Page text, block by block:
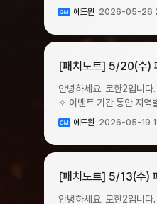
오브 : 치명적인 플로이
5% 확률로 PvP 방어력
5초)0.22%오브 : 치명적
플로이온의 영창전설치
공격 시 9% 확률로 PvP
✦ 신규 고대 옵션석이 추가됩니다. ✧ 신규 고대 옵션석 4종은 기존 옵션석과 동일하게 옵션석 상자
보스 난이도를 하향합니
2보스 최대 HP, 일부 스킬 대미지 하향스테이
구성품 중 빛나는 ‘고대
이전 가이드 바로가기 ▸서버 이전 기간 중 계정 당 1회 크론으로 구매 가능한 서버 이전권인 ‘도약 준비 이전권’ 구매가 가능합니다.
전 ✧ 이벤트 내용: 이벤트 기간 동안 신화 장비를 포함한 전 구간의 강화 비용이 30% 할인됩니다. ✦ 황금 문양 패키지 II 이벤트가
제한아이템명개수황금 문양 패
가능하며, 6월 3일 00:20부터 수령 가능한 이번 시즌 랭킹 보상 상자는 길드 창고 이동이 불가능합니다. ▹ 길드 레이드 랭킹 보상
상자는 1:1 거래가 가능하며, 거래소를 통한 거
상태 UI와 겹치지 않도록 우측 상단에 표시됩니다. 변경사항 ✦ 디펜
시 30% 확률로자신의 물
50% 확률로자신의 상태 이상 저항 30% 증가 버그 수정 ▸ 일부 그래픽
현상을 수정합니다. 이번 주에는 지난 신규 콘텐츠 업데이트에 대해 전달해 주신 의견과 관련 데이터를 참고하여시스템 및 편의성
에드윈 2026-05-26
[패치노트] 5/20(수)
안녕하세요. 로한2입니다. 5월 20일 업
✧ 이벤트 기간 동안 지역별 몬스터
점검 후 ~ 2026년 5월 27일 수요일 점검 전 ✧ 지역별 드롭 행운 상자
섬최상급 행운 상자아르메네
정예 몬스터는 특별히 높은 확률로 특급 행운 상자
에드윈 2026-05-19
[패치노트] 5/13(수)
안녕하세요. 로한2입니다. 5월 13일